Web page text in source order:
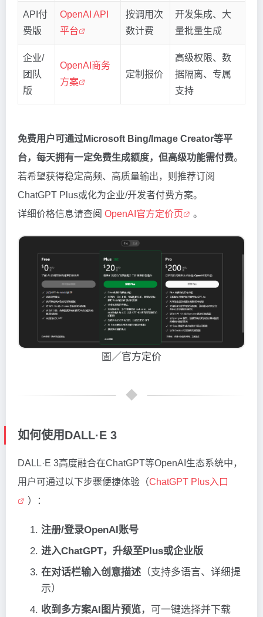
API付
费版
OpenAI API
平台
按调用次
数计费
开发集成、大
量批量生成
企业/
团队
版
OpenAI商务
方案
定制报价
高级权限、数
据隔离、专属
支持
免费用户可通过Microsoft Bing/Image Creator等平
台，每天拥有一定免费生成额度，但高级功能需付费。
若希望获得稳定高频、高质量输出，则推荐订阅
ChatGPT Plus或化为企业/开发者付费方案。
详细价格信息请查阅 OpenAI官方定价页 。
圖／官方定价
如何使用DALL·E 3
DALL·E 3高度融合在ChatGPT等OpenAI生态系统中，
用户可通过以下步骤便捷体验（ChatGPT Plus入口
）：
注册/登录OpenAI账号
进入ChatGPT，升级至Plus或企业版
在对话栏输入创意描述 （支持多语言、详细提
示）
收到多方案AI图片预览，可一键选择并下载